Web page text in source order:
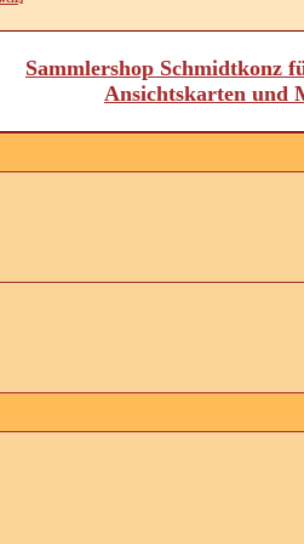
Sammlershop Schmidtkonz
Ansichtskarten und